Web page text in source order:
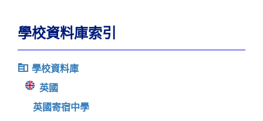
學校資料庫索引
學校資料庫
英國
英國寄宿中學